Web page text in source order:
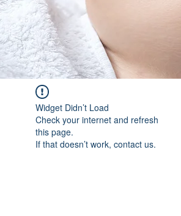
Widget Didn’t Load
Check your internet and refresh
this page.
If that doesn’t work, contact us.